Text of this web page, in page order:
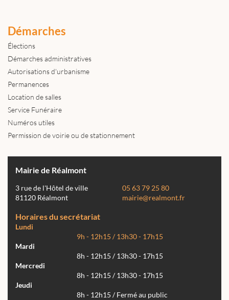
Démarches
Élections
Démarches administratives
Autorisations d'urbanisme
Permanences
Location de salles
Service Funéraire
Numéros utiles
Permission de voirie ou de stationnement
Mairie de Réalmont
3 rue de l'Hôtel de ville
81120 Réalmont
05 63 79 25 80
mairie@realmont.fr
Horaires du secrétariat
Lundi
9h - 12h15 / 13h30 - 17h15
Mardi
8h - 12h15 / 13h30 - 17h15
Mercredi
8h - 12h15 / 13h30 - 17h15
Jeudi
8h - 12h15 / Fermé au public